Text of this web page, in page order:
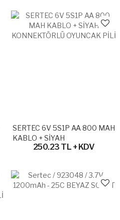
SERTEC 6V 5S1P AA 800 MAH
KABLO + SİYAH
KONNEKTÖRLÜ OYUNCAK
250.23 TL + KDV